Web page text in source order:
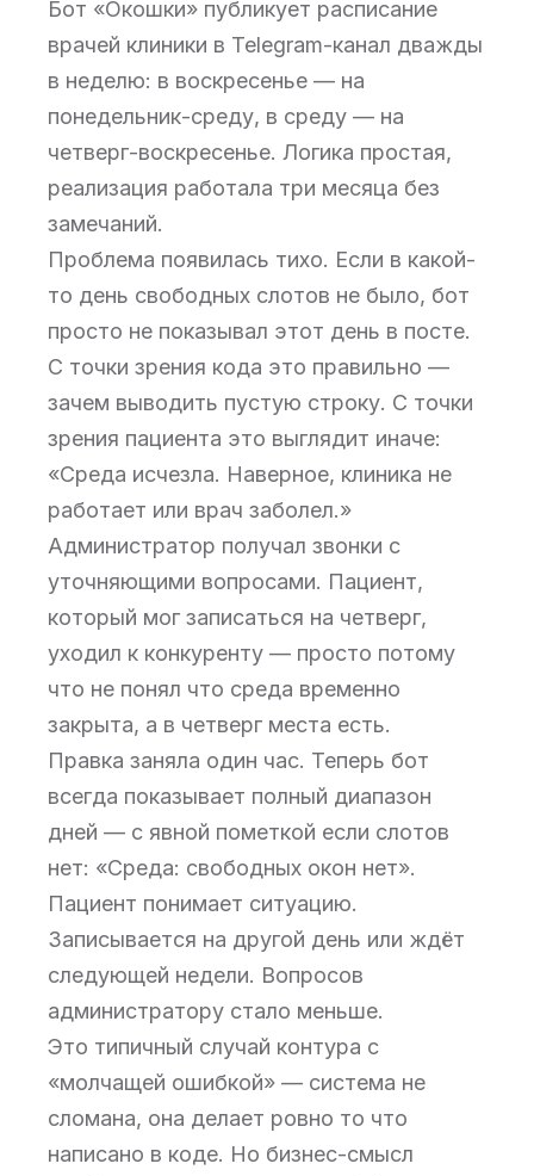
Бот «Окошки» публикует расписание
врачей клиники в Telegram-канал дважды
в неделю: в воскресенье — на
понедельник-среду, в среду — на
четверг-воскресенье. Логика простая,
реализация работала три месяца без
замечаний.
Проблема появилась тихо. Если в какой-
то день свободных слотов не было, бот
просто не показывал этот день в посте.
С точки зрения кода это правильно —
зачем выводить пустую строку. С точки
зрения пациента это выглядит иначе:
«Среда исчезла. Наверное, клиника не
работает или врач заболел.»
Администратор получал звонки с
уточняющими вопросами. Пациент,
который мог записаться на четверг,
уходил к конкуренту — просто потому
что не понял что среда временно
закрыта, а в четверг места есть.
Правка заняла один час. Теперь бот
всегда показывает полный диапазон
дней — с явной пометкой если слотов
нет: «Среда: свободных окон нет».
Пациент понимает ситуацию.
Записывается на другой день или ждёт
следующей недели. Вопросов
администратору стало меньше.
Это типичный случай контура с
«молчащей ошибкой» — система не
сломана, она делает ровно то что
написано в коде. Но бизнес-смысл